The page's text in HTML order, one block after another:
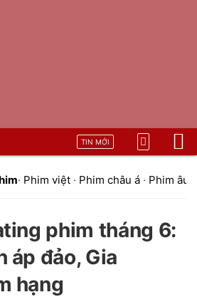
TIN MỚI
· Phim việt · Phim châu á · Phim âu
phim tháng 6:
áp đảo, Gia
hạng